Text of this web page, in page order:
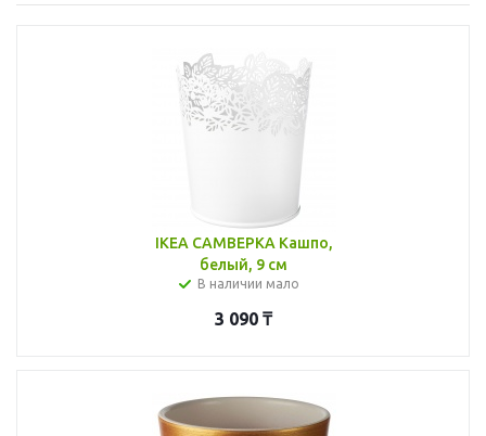
IKEA САМВЕРКА Кашпо,
белый, 9 см
В наличии мало
3 090 ₸